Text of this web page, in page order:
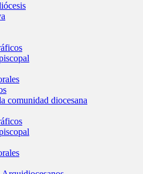
comunidad diocesana